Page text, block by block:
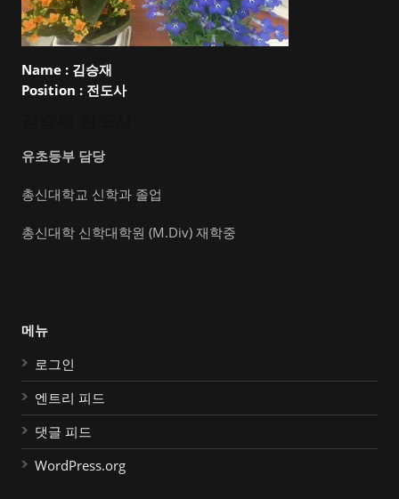
Name : 김승재
Position : 전도사
유초등부 담당
총신대학교 신학과 졸업
총신대학 신학대학원 (M.Div) 재학중
메뉴
로그인
엔트리 피드
댓글 피드
WordPress.org